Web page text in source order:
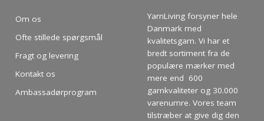
Om os
Ofte stillede spørgsmål
Fragt og levering
Kontakt os
Ambassadørprogram
YarnLiving forsyner hele
Danmark med
kvalitetsgarn. Vi har et
bredt sortiment fra de
populære mærker med
mere end 600
garnkvaliteter og 30.000
varenumre. Vores team
tilstræber at give dig den